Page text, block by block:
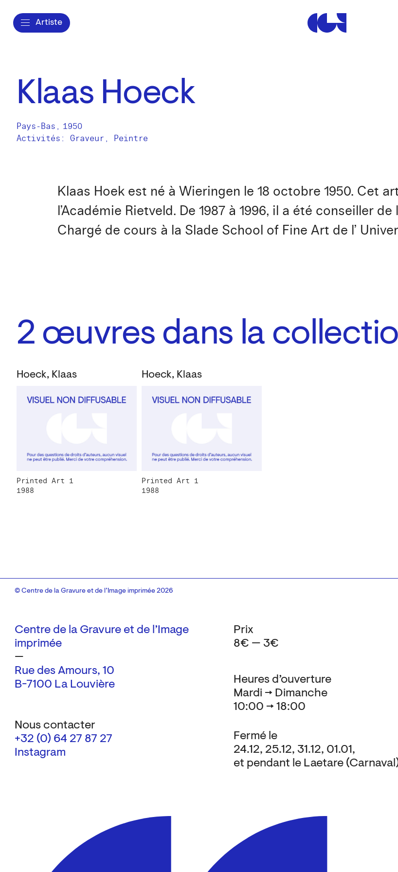
Artiste Centre de la
Klaas Hoeck
Pays-Bas , 1950
Activités: Graveur Peintre
Klaas Hoek est né à Wieringen le 18 octobre 1950. Cet
l’Académie Rietveld. De 1987 à 1996, il a été conseiller
Chargé de cours à la Slade School of Fine Art de l’
2 œuvres dans la
Hoeck, Klaas
Printed Art 1
1988
Hoeck, Klaas
Printed Art 1
1988
Centre de la Gravure et de l’Image
imprimée
—
Rue des Amours, 10
B-7100 La Louvière
Nous contacter
+32 (0) 64 27 87 27
Instagram
Heures d’ouverture
Mardi → Dimanche
10:00 → 18:00
Fermé le
24.12, 25.12, 31.12, 01.01,
et pendant le Laetare
Prix
8€ — 3€
© Centre de la Gravure et de l’Image imprimée 2026